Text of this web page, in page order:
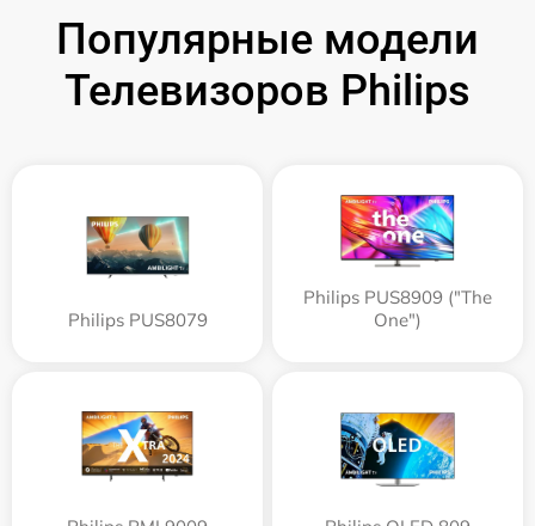
Популярные модели
Телевизоров Philips
Philips PUS8079
Philips PUS8909 ("The
One")